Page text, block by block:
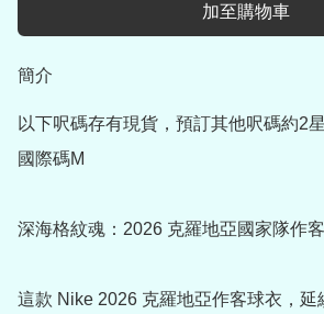
加至購物車
簡介
以下呎碼存有現貨，預訂其他呎碼約2
國際碼M
深海格紋魂：2026 克羅地亞國家隊
這款 Nike 2026 克羅地亞作客球衣，延